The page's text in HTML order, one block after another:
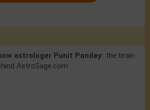
astrologer Punit Pandey: the brain
AstroSage.com